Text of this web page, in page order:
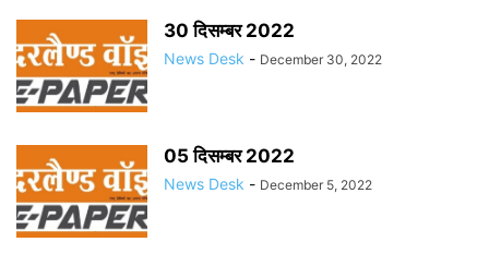
30 दिसम्बर 2022
News Desk - December 30, 2022
05 दिसम्बर 2022
News Desk - December 5, 2022